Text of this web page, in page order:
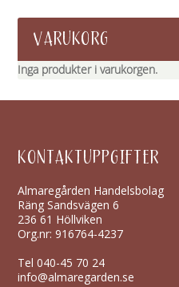
VARUKORG
Inga produkter i varukorgen.
KONTAKTUPPGIFTER
Almaregården Handelsbolag
Räng Sandsvägen 6
236 61 Höllviken
Org.nr: 916764-4237
Tel040-45 70 24
info@almaregarden.se